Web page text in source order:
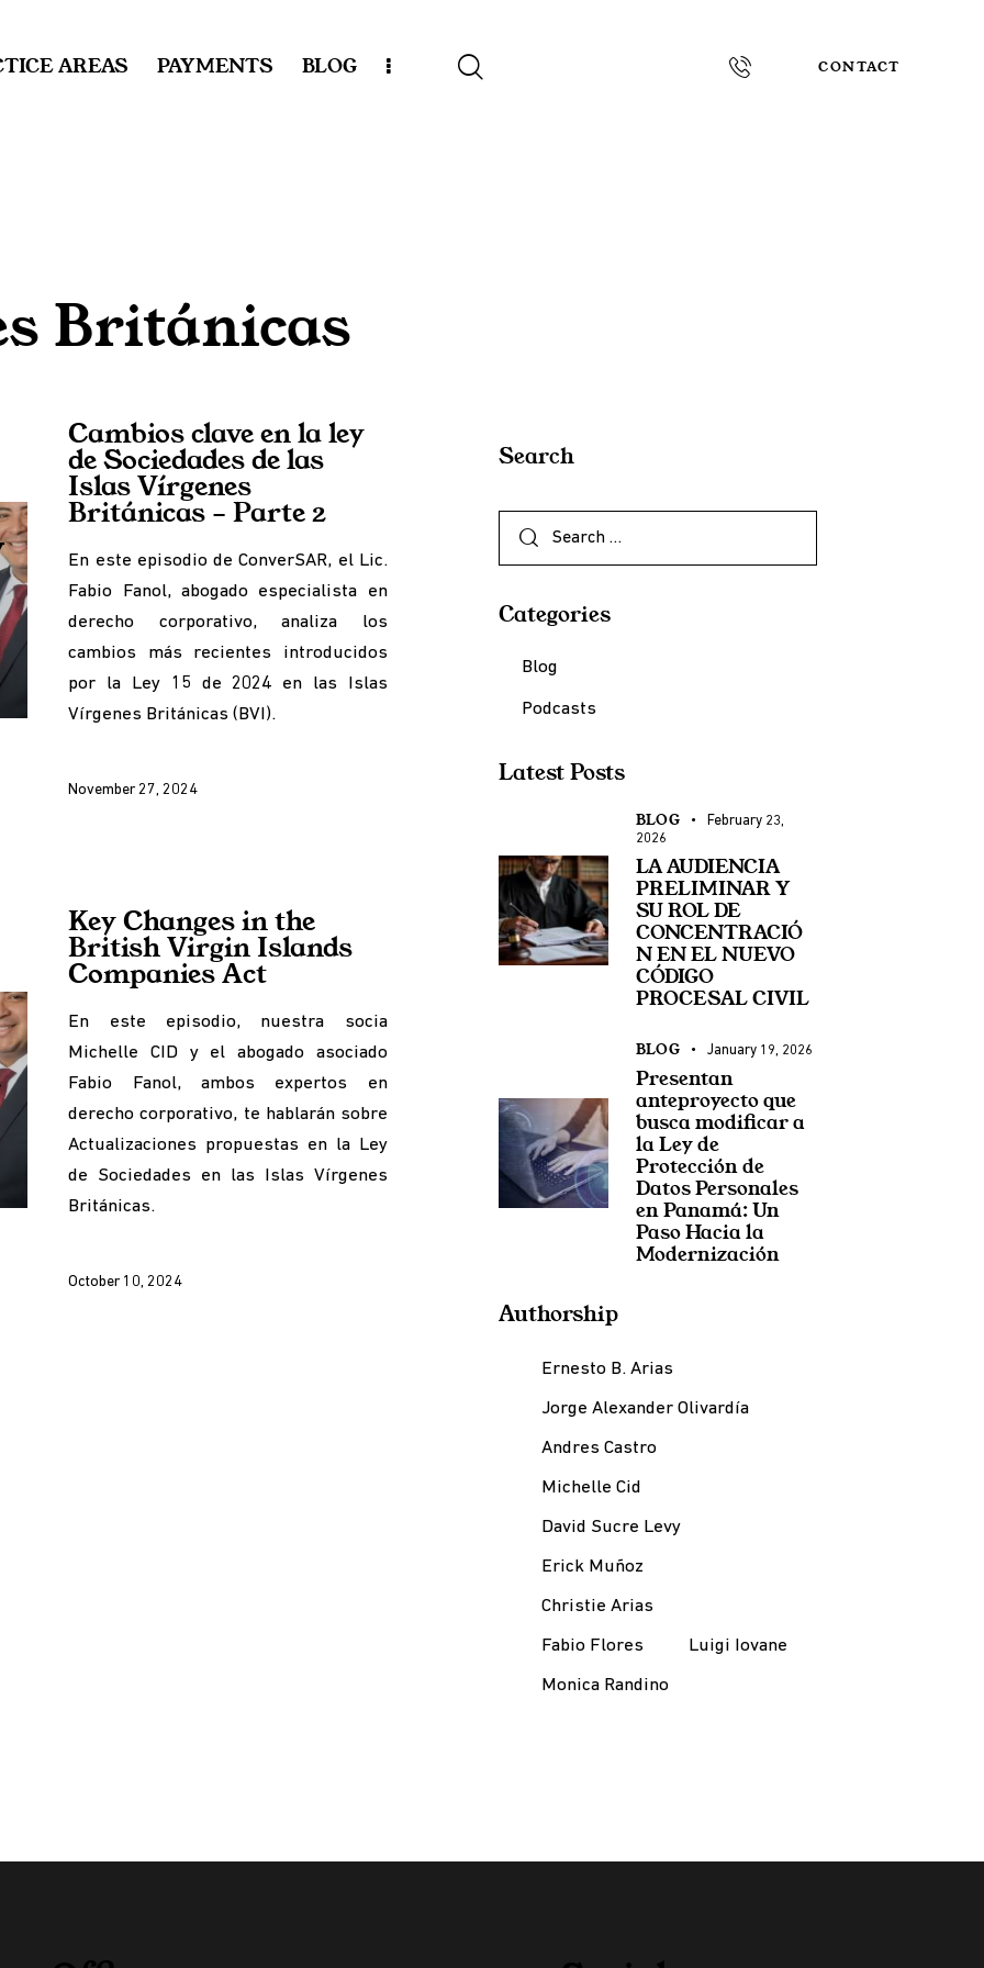
AREAS PAYMENTS BLOG CONTACT
Británicas
Down
Cambios clave en la ley
de Sociedades de las
Islas Vírgenes
Británicas – Parte 2
En este episodio de ConverSAR, el Lic.
Fabio Fanol, abogado especialista en
derecho corporativo, analiza los
cambios más recientes introducidos
por la Ley 15 de 2024 en las Islas
Vírgenes Británicas (BVI).
November 27, 2024
Down
Key Changes in the
British Virgin Islands
Companies Act
En este episodio, nuestra socia
Michelle CID y el abogado asociado
Fabio Fanol, ambos expertos en
derecho corporativo, te hablarán sobre
Actualizaciones propuestas en la Ley
de Sociedades en las Islas Vírgenes
Británicas.
October 10, 2024
Search
Categories
Blog
Podcasts
Latest Posts
BLOG
February 23,
2026
LA AUDIENCIA
PRELIMINAR Y
SU ROL DE
CONCENTRACIÓ
N EN EL NUEVO
CÓDIGO
PROCESAL CIVIL
BLOG January 19, 2026
Presentan
anteproyecto que
busca modificar a
la Ley de
Protección de
Datos Personales
en Panamá: Un
Paso Hacia la
Modernización
Authorship
Ernesto B. Arias
Jorge Alexander Olivardía
Andres Castro
Michelle Cid
David Sucre Levy
Erick Muñoz
Christie Arias
Fabio Flores Luigi Iovane
Monica Randino